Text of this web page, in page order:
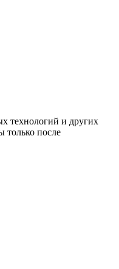
технологий и других
только после